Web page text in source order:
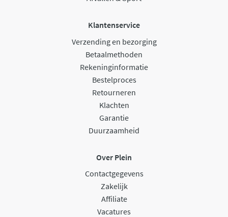
Klantenservice
Verzending en bezorging
Betaalmethoden
Rekeninginformatie
Bestelproces
Retourneren
Klachten
Garantie
Duurzaamheid
Over Plein
Contactgegevens
Zakelijk
Affiliate
Vacatures